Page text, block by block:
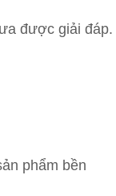
được giải đáp.
phẩm bền